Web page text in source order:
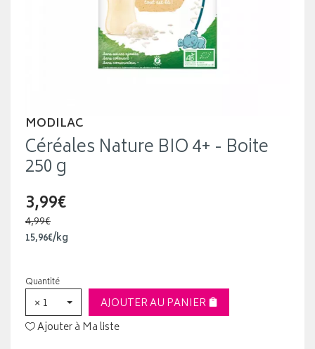
MODILAC
Céréales Nature BIO 4+ - Boite
250 g
3,99€
4,99€
15,96€/kg
Quantité
× 1
AJOUTER AU PANIER
Ajouter à Ma liste